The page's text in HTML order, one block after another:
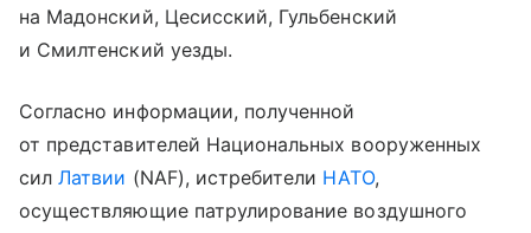
на Мадонский, Цесисский, Гульбенский
и Смилтенский уезды.
Согласно информации, полученной
от представителей Национальных вооруженных
силЛатвии (NAF), истребители НАТО,
осуществляющие патрулирование воздушного